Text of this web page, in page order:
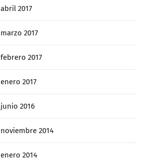
abril 2017
marzo 2017
febrero 2017
enero 2017
junio 2016
noviembre 2014
enero 2014